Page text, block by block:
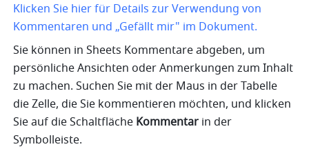
Klicken Sie hier für Details zur Verwendung von
Kommentaren und „Gefällt mir" im Dokument.
Sie können in Sheets Kommentare abgeben, um
persönliche Ansichten oder Anmerkungen zum Inhalt
zu machen. Suchen Sie mit der Maus in der Tabelle
die Zelle, die Sie kommentieren möchten, und klicken
Sie auf die Schaltfläche Kommentar in der
Symbolleiste.